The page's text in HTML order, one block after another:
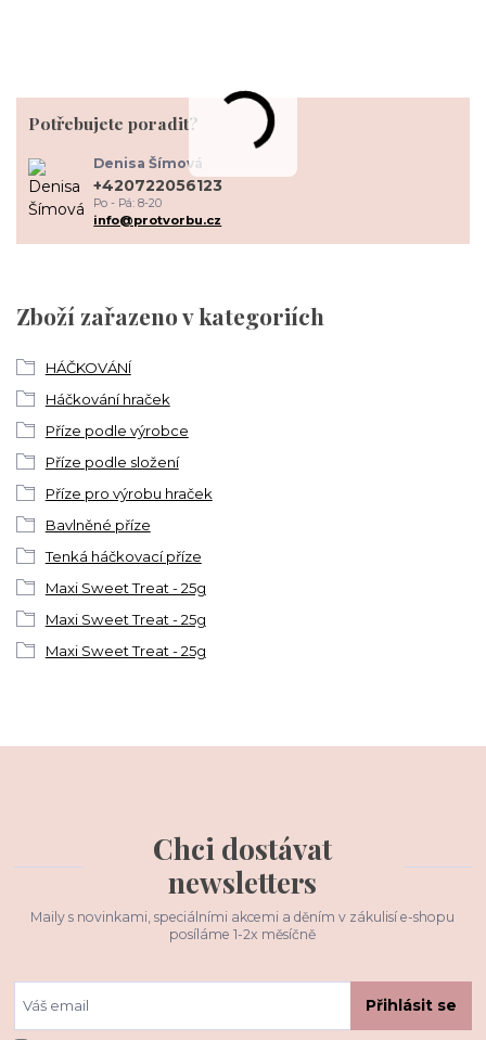
Zboží zařazeno v kategoriích
HÁČKOVÁNÍ
Háčkování hraček
Příze podle výrobce
Příze podle složení
Příze pro výrobu hraček
Bavlněné příze
Tenká háčkovací příze
Maxi Sweet Treat - 25g
Maxi Sweet Treat - 25g
Maxi Sweet Treat - 25g
Potřebujete poradit?
Denisa Šímová
+420722056123
Po - Pá: 8-20
info@protvorbu.cz
Chci dostávat
newsletters
Maily s novinkami, speciálními akcemi a děním v zákulisí e-shopu
posíláme 1-2x měsíčně
Přihlásit se